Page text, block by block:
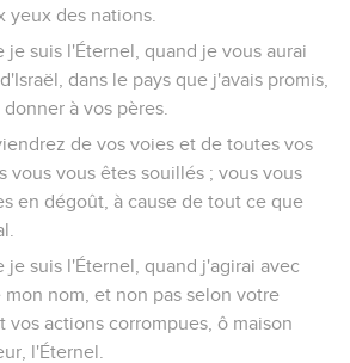
yeux des nations.
je suis l'Éternel, quand je vous aurai
dans le pays que j'avais promis,
à vos pères.
de vos voies et de toutes vos
vous vous êtes souillés ; vous vous
en dégoût, à cause de tout ce que
je suis l'Éternel, quand j'agirai avec
nom, et non pas selon votre
vos actions corrompues, ô maison
l'Éternel.